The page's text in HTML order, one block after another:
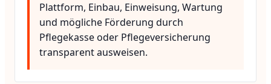
Plattform, Einbau, Einweisung, Wartung
und mögliche Förderung durch
Pflegekasse oder Pflegeversicherung
transparent ausweisen.